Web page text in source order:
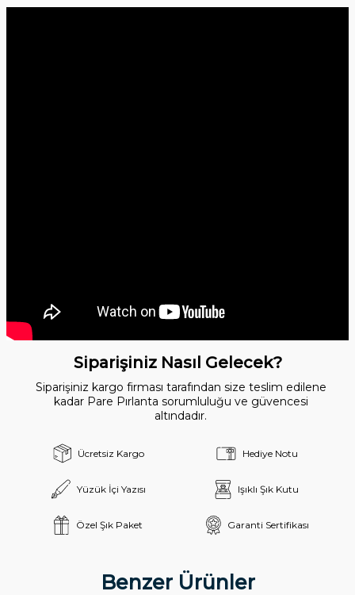
Siparişiniz Nasıl Gelecek?
Siparişiniz kargo firması tarafından size teslim edilene
kadar Pare Pırlanta sorumluluğu ve güvencesi
altındadır.
Ücretsiz Kargo Hediye Notu
Yüzük İçi Yazısı Işıklı Şık Kutu
Özel Şık Paket Garanti Sertifikası
Benzer Ürünler